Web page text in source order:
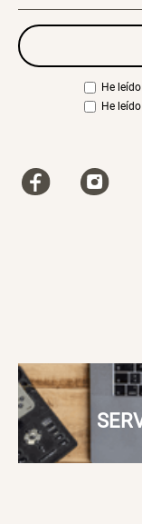
He
He